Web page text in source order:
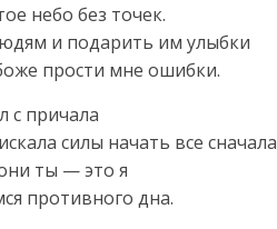
небо без точек.
и подарить им улыбки
прости мне ошибки.
с причала
силы начать все сначала
ты — это я
противного дна.